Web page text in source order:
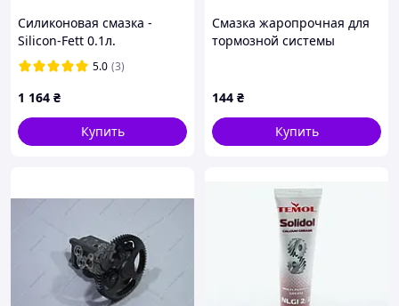
Силиконовая смазка -
Silicon-Fett 0.1л.
5.0 (3)
1 164 ₴
Купить
Смазка жаропрочная для
тормозной системы
144 ₴
Купить